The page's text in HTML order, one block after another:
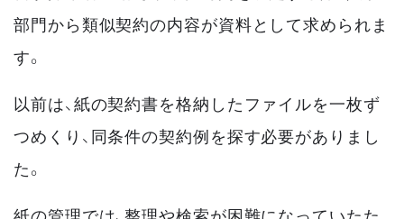
部門から類似契約の内容が資料として求められま
す。
以前は、紙の契約書を格納したファイルを一枚ず
つめくり、同条件の契約例を探す必要がありまし
た。